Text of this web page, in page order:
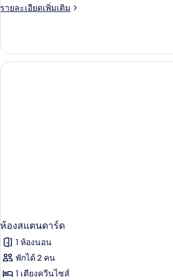
รายละเอียดเพิ่มเติม
ราย
เกี่ยว
กับ
ห้อง
ห้องสแตนดาร์ด
1 ห้องนอน
พักได้ 2 คน
1 เตียงควีนไซส์